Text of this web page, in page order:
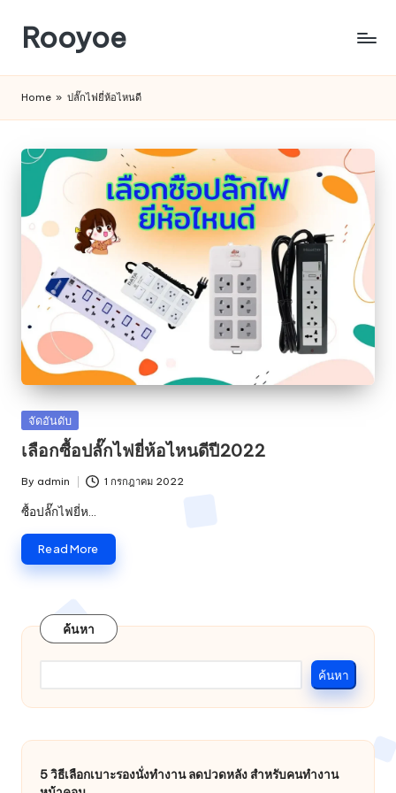
content
Rooyoe
Home » ปลั๊กไฟยี่ห้อไหนดี
Posted
จัดอันดับ
เลือกซื้อปลั๊กไฟยี่ห้อไหนดีปี2022
Posted
by
By admin 1 กรกฎาคม 2022
ซื้อปลั๊กไฟยี่ห…
Read More
ค้นหา
ค้นหา
5 วิธีเลือกเบาะรองนั่งทำงาน ลดปวดหลัง สำหรับคนทำงาน